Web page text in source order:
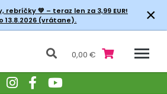
rebríčky💚 – teraz len za 3,99 EUR!
13.8.2026 (vrátane).
×
0,00 €